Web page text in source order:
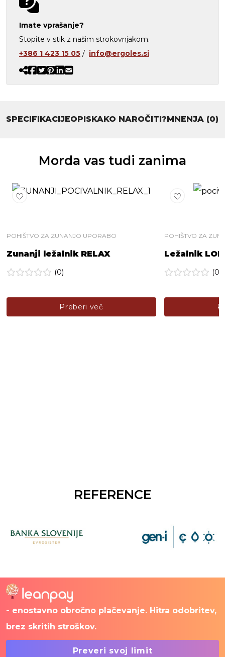
Imate vprašanje?
Stopite v stik z našim strokovnjakom.
+386 1 423 15 05 / info@ergoles.si
SPECIFIKACIJEOPISKAKO NAROČITI?MNENJA (0)
Morda vas tudi zanima
POHIŠTVO ZA ZUNANJO UPORABO
Zunanji ležalnik RELAX
(0)
Preberi več
POHIŠTVO ZA
Ležalnik
(0)
REFERENCE
- enostavno obročno plačevanje. Hitra odobritev,
brez skritih stroškov.
Preveri svoj limit